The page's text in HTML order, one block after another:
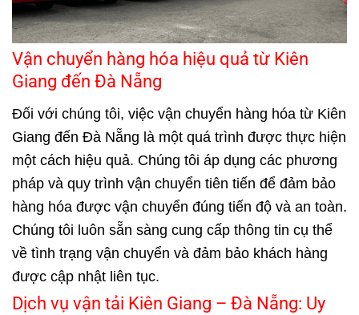
Vận chuyển hàng hóa hiệu quả từ Kiên
Giang đến Đà Nẵng
Đối với chúng tôi, việc vận chuyển hàng hóa từ Kiên
Giang đến Đà Nẵng là một quá trình được thực hiện
một cách hiệu quả. Chúng tôi áp dụng các phương
pháp và quy trình vận chuyển tiên tiến để đảm bảo
hàng hóa được vận chuyển đúng tiến độ và an toàn.
Chúng tôi luôn sẵn sàng cung cấp thông tin cụ thể
về tình trạng vận chuyển và đảm bảo khách hàng
được cập nhật liên tục.
Dịch vụ vận tải Kiên Giang – Đà Nẵng: Uy